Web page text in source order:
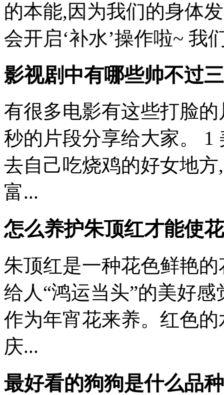
的本能,因为我们的身体
会开启‘补水’操作啦~ 我
影视剧中有哪些帅不过
有很多电影有这些打脸
秒的片段分享给大家。 1
去自己吃烧鸡的好女地
富...
怎么养护朱顶红才能使
朱顶红是一种花色鲜艳
给人“鸿运当头”的美好
作为年宵花来养。红色
庆...
最好看的狗狗是什么品